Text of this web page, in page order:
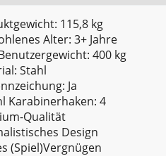
115,8 kg
Alter: 3+ Jahre
400 kg
Stahl
Ja
Karabinerhaken: 4
Qualität
Design
(Spiel)Vergnügen